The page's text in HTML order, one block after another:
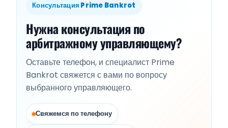
Консультация Prime Bankrot
Нужна консультация по
арбитражному управляющему?
Оставьте телефон, и специалист Prime
Bankrot свяжется с вами по вопросу
выбранного управляющего.
Свяжемся по телефону